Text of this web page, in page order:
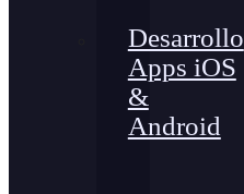
Desarrollo
Apps iOS
&
Android